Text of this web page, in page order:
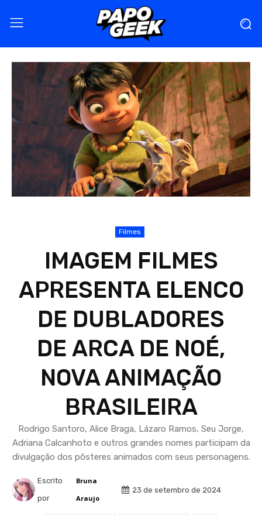
Filmes
IMAGEM FILMES
APRESENTA ELENCO
DE DUBLADORES
DE ARCA DE NOÉ,
NOVA ANIMAÇÃO
BRASILEIRA
Rodrigo Santoro, Alice Braga, Lázaro Ramos, Seu Jorge,
Adriana Calcanhoto e outros grandes nomes participam da
divulgação dos pôsteres animados com seus personagens.
Escrito
por
Bruna
Araujo
23 de setembro de 2024